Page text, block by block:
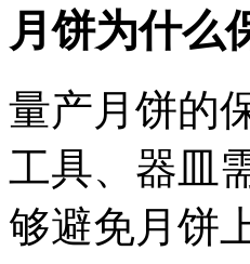
月饼为什么
量产月饼的
工具、器皿
够避免月饼